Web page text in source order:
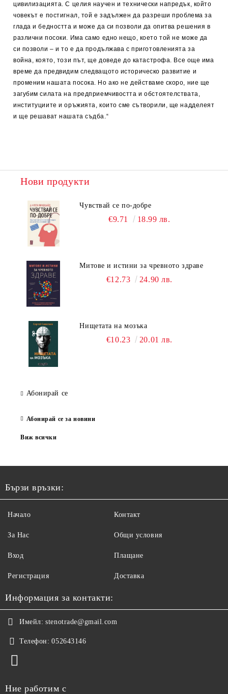
цивилизацията. С целия научен и технически напредък, който
човекът е постигнал, той е задължен да разреши проблема за
глада и бедността и може да си позволи да опитва решения в
различни посоки. Има само едно нещо, което той не може да
си позволи – и то е да продължава с приготовленията за
война, която, този път, ще доведе до катастрофа. Все още има
време да предвидим следващото историческо развитие и
променим нашата посока. Но ако не действаме скоро, ние ще
загубим силата на предприемчивостта и обстоятелствата,
институциите и оръжията, които сме сътворили, ще надделеят
и ще решават нашата съдба.“
Нови продукти
Чувствай се по-добре
€9.71 18.99 лв.
Митове и истини за чревното здраве
€12.73 24.90 лв.
Нищетата на мозъка
€10.23 20.01 лв.
Абонирай се
Абонирай се за новини
Виж всички
Бързи връзки:
Начало
За Нас
Вход
Регистрация
Контакт
Общи условия
Плащане
Доставка
Информация за контакти:
Имейл: stenotrade@gmail.com
Телефон: 052643146
Ние работим с